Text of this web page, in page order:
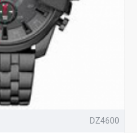
DZ4600